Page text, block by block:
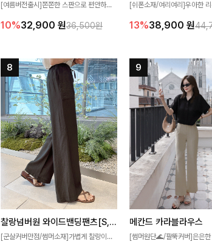
[여름버전출시]쫀쫀한 스판으로 편안하게
숏·기본·롱 기장과 와이드·부츠컷 핏까지 취
10%32,900 원36,500원
[쉬폰소재/여리여리]우아한
분위기를 더해주는 블라우스
좋아요
13%38,900 원
찰랑넘버원 와이드밴딩팬츠[S,M,L사이즈]
[군살커버만점/썸머소재]가볍게 찰랑이는
메칸드 카라블라우스
[썸머원단🌊/팔뚝커버]은은